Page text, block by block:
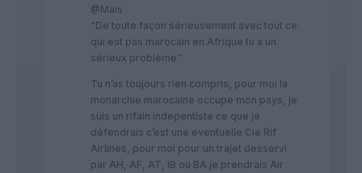
@Mais
“De toute façon sérieusement avec tout ce
qui est pas marocain en Afrique tu a un
sérieux problème”
Tu n’as toujours rien compris, pour moi la
monarchie marocaine occupe mon pays, je
suis un rifain indepentiste ce que je
défendrais c’est une eventuelle Cie Rif
Airlines, pour moi pour un trajet desservi
par AH, AF, AT, IB ou BA je prendrais Air